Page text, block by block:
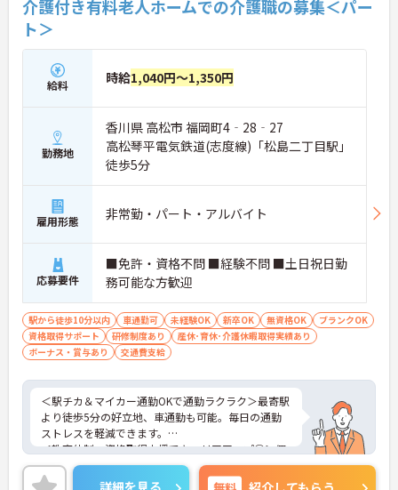
介護付き有料老人ホームでの介護職の募集＜パー
ト＞
給料 時給1,040円～1,350円
勤務地
香川県 高松市 福岡町4‐28‐27
高松琴平電気鉄道(志度線)「松島二丁目駅」
徒歩5分
雇用形態 非常勤・パート・アルバイト
応募要件
■免許・資格不問 ■経験不問 ■土日祝日勤
務可能な方歓迎
駅から徒歩10分以内 車通勤可 未経験OK 新卒OK 無資格OK
ブランクOK
資格取得サポート
研修制度あり
産休･育休･介護休暇取得実績あり
ボーナス・賞与あり
交通費支給
＜駅チカ＆マイカー通勤OKで通勤ラクラク＞最寄駅
より徒歩5分の好立地、車通勤も可能。毎日の通勤
ストレスを軽減できます。
＜教育体制・資格取得支援でキャリアアップ◎＞個
別プリセプター配置＆資格取得支援制度で未経験や
無資格からでも安心スタート！